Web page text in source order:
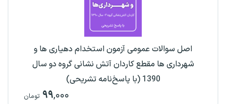
اصل سوالات عمومی آزمون استخدام دهیاری ها و
شهرداری ها مقطع کاردان آتش نشانی گروه دو سال
1390 (با پاسخ‌نامه تشریحی)
۹۹,۰۰۰ تومان